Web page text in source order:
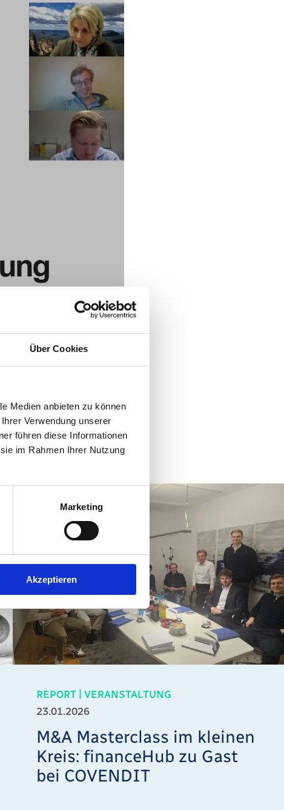
Über Cookies
Medien anbieten zu können
Verwendung unserer
führen diese Informationen
im Rahmen Ihrer Nutzung
Marketing
Akzeptieren
REPORT | VERANSTALTUNG
23.01.2026
M&A Masterclass im kleinen
Kreis: financeHub zu Gast
bei COVENDIT